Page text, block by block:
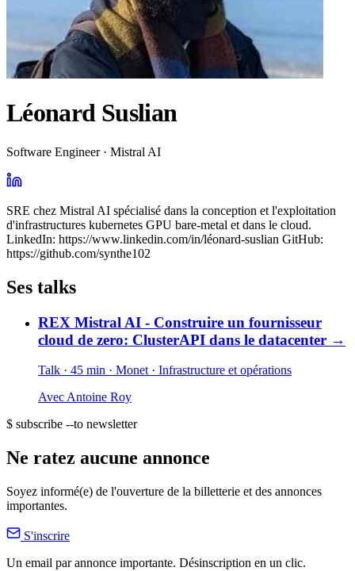
Léonard Suslian
Software Engineer · Mistral AI
SRE chez Mistral AI spécialisé dans la conception et l'exploitation
d'infrastructures kubernetes GPU bare-metal et dans le cloud.
LinkedIn: https://www.linkedin.com/in/léonard-suslian GitHub:
https://github.com/synthe102
Ses talks
REX Mistral AI - Construire un fournisseur
cloud de zero: ClusterAPI dans le datacenter →
Talk · 45 min · Monet · Infrastructure et opérations
AvecAntoine Roy
$ subscribe --to newsletter
Ne ratez aucune annonce
Soyez informé(e) de l'ouverture de la billetterie et des annonces
importantes.
S'inscrire
Un email par annonce importante. Désinscription en un clic.